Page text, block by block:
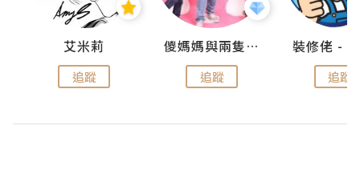
艾米莉
追蹤
儍媽媽與兩隻小魔怪之家
追蹤 追蹤